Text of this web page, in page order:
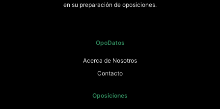
en su preparación de oposiciones.
OpoDatos
Acerca de Nosotros
Contacto
Oposiciones